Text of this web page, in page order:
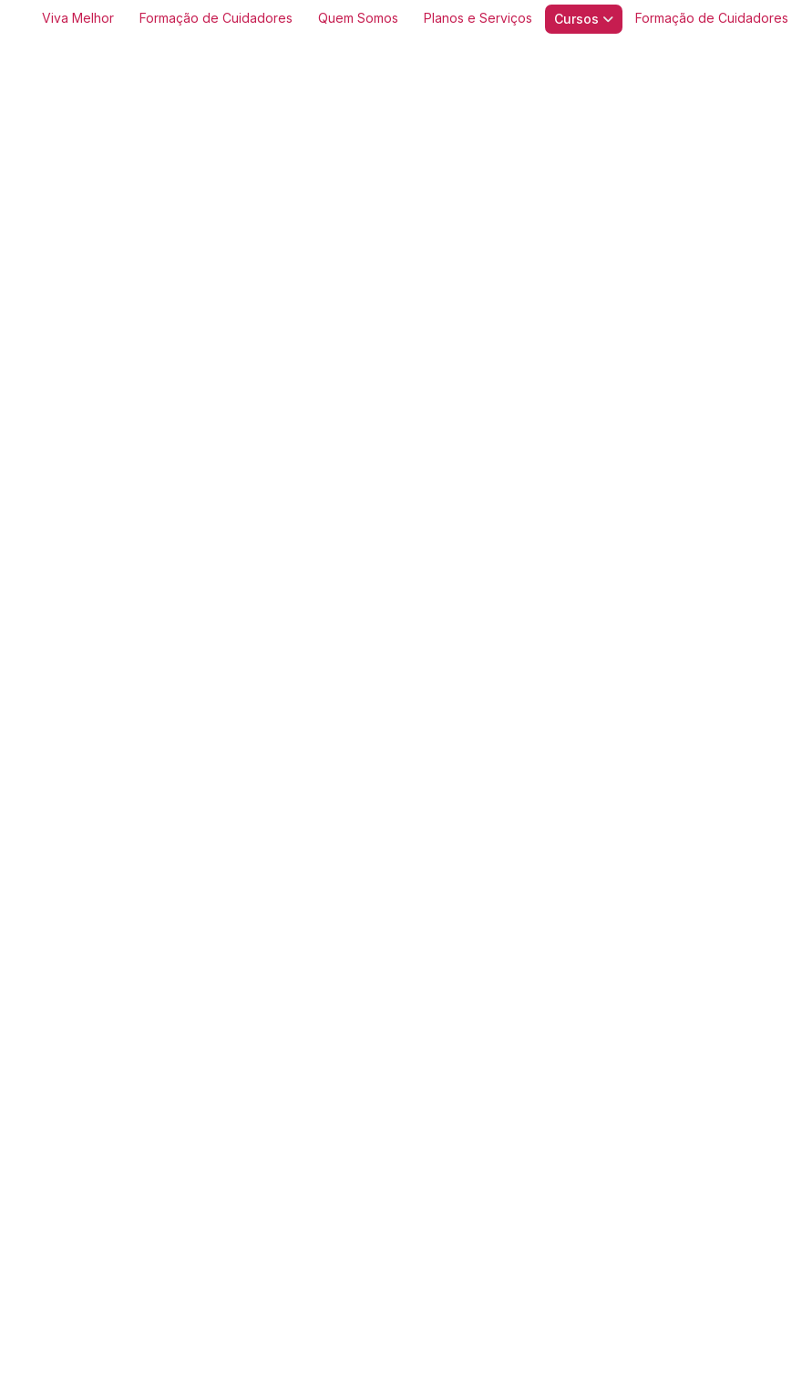
Viva Melhor Formação de Cuidadores Quem Somos Planos e Serviços Cursos Formação de Cuidadores